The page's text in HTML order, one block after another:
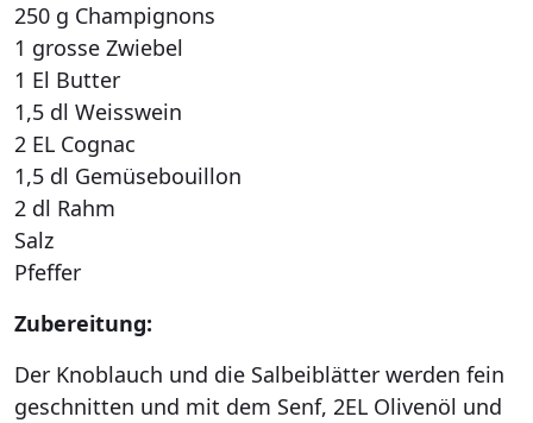
250 g Champignons
1 grosse Zwiebel
1 El Butter
1,5 dl Weisswein
2 EL Cognac
1,5 dl Gemüsebouillon
2 dl Rahm
Salz
Pfeffer
Zubereitung:
Der Knoblauch und die Salbeiblätter werden fein
geschnitten und mit dem Senf, 2EL Olivenöl und